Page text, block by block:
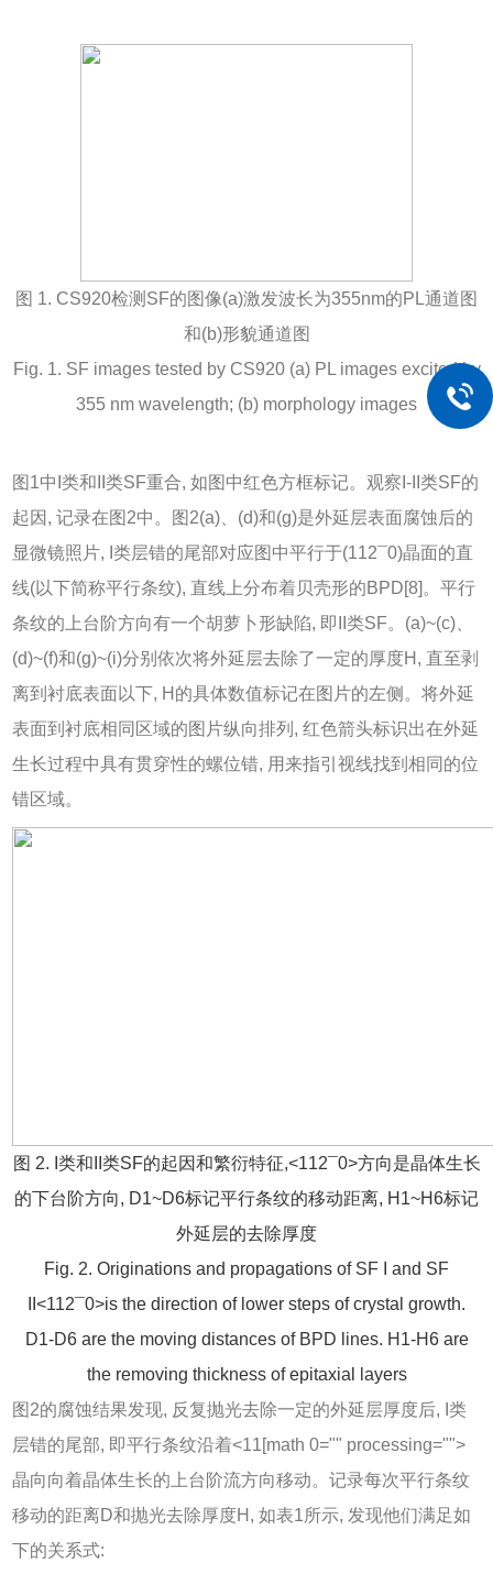
图 1. CS920检测SF的图像(a)激发波长为355nm的PL通道图
和(b)形貌通道图
Fig. 1. SF images tested by CS920 (a) PL images excited by
355 nm wavelength; (b) morphology images
图1中I类和II类SF重合, 如图中红色方框标记。观察I-II类SF的
起因, 记录在图2中。 图2(a)、(d)和(g)是外延层表面腐蚀后的
显微镜照片, I类层错的尾部对应图中平行于(112¯0)晶面的直
线(以下简称平行条纹), 直线上分布着贝壳形的BPD[8]。平行
条纹的上台阶方向有一个胡萝卜形缺陷, 即II类SF。(a)~(c)、
(d)~(f)和(g)~(i)分别依次将外延层去除了一定的厚度H, 直至剥
离到衬底表面以下, H的具体数值标记在图片的左侧。将外延
表面到衬底相同区域的图片纵向排列, 红色箭头标识出在外延
生长过程中具有贯穿性的螺位错, 用来指引视线找到相同的位
错区域。
图 2. I类和II类SF的起因和繁衍特征,<112¯0>方向是晶体生长
的下台阶方向, D1~D6标记平行条纹的移动距离, H1~H6标记
外延层的去除厚度
Fig. 2. Originations and propagations of SF I and SF
II<112¯0>is the direction of lower steps of crystal growth.
D1-D6 are the moving distances of BPD lines. H1-H6 are
the removing thickness of epitaxial layers
图2的腐蚀结果发现, 反复抛光去除一定的外延层厚度后, I类
层错的尾部, 即平行条纹沿着<11[math 0="" processing="">
晶向向着晶体生长的上台阶流方向移动。记录每次平行条纹
移动的距离D和抛光去除厚度H, 如表1所示, 发现他们满足如
下的关系式: